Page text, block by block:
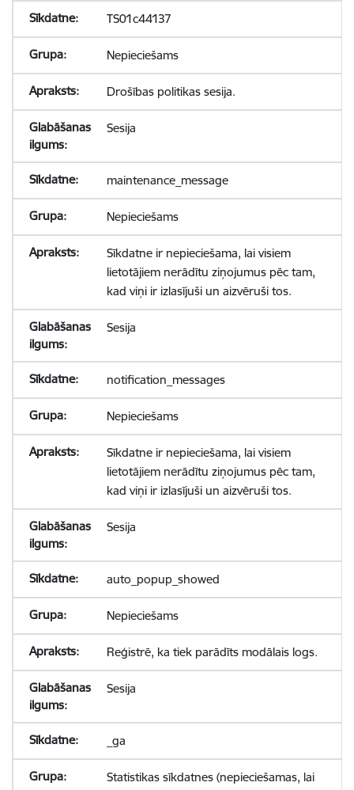
TS01c44137
Nepieciešams
Drošības politikas sesija.
Sesija
maintenance_message
Nepieciešams
Sīkdatne ir nepieciešama, lai visiem
lietotājiem nerādītu ziņojumus pēc tam,
kad viņi ir izlasījuši un aizvēruši tos.
Sesija
notification_messages
Nepieciešams
Sīkdatne ir nepieciešama, lai visiem
lietotājiem nerādītu ziņojumus pēc tam,
kad viņi ir izlasījuši un aizvēruši tos.
Sesija
auto_popup_showed
Nepieciešams
Reģistrē, ka tiek parādīts modālais logs.
Sesija
_ga
Statistikas sīkdatnes (nepieciešamas, lai